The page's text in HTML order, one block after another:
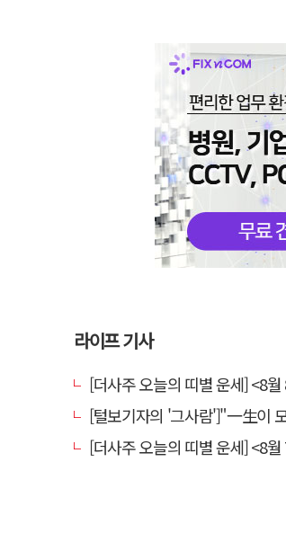
라이프 기사
[더사주 오늘의 띠별 운세] <8
[털보기자의 '그사람']"一生이 모험
[더사주 오늘의 띠별 운세] <8